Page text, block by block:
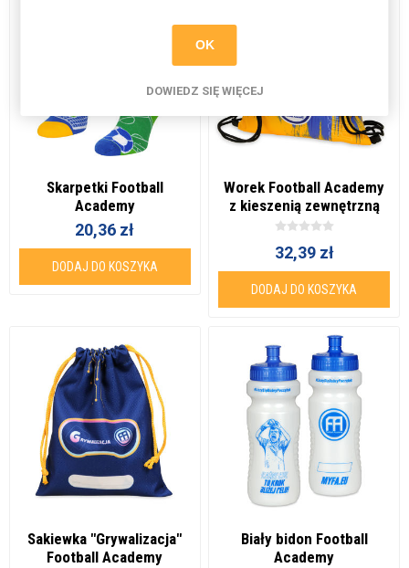
Skarpetki Football
Academy
20,36 zł
DODAJ DO KOSZYKA
Worek Football Academy
z kieszenią zewnętrzną
32,39 zł
DODAJ DO KOSZYKA
Sakiewka "Grywalizacja"
Football Academy
Biały bidon Football
Academy
OK
DOWIEDZ SIĘ WIĘCEJ